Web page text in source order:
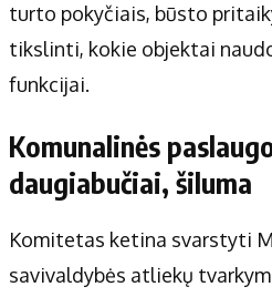
turto pokyčiais, būsto
tikslinti, kokie objektai
funkcijai.
Komunalinės
daugiabučiai, šiluma
Komitetas ketina svarstyti
savivaldybės atliekų